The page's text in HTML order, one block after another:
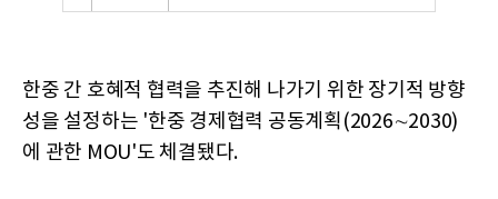
한중 간 호혜적 협력을 추진해 나가기 위한 장기적 방향
성을 설정하는 '한중 경제협력 공동계획(2026∼2030)
에 관한 MOU'도 체결됐다.